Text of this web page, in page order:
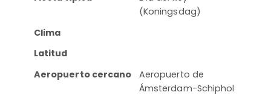
(Koningsdag)
Clima
Latitud
Aeropuerto cercano
Aeropuerto de
Ámsterdam-Schiphol